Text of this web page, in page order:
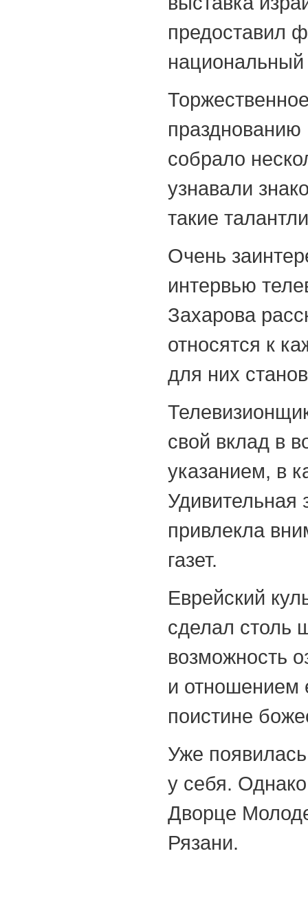
предоставил
празднованию
собрало
узнавали
такие
Очень
интервью
Захарова
относятся к
для них
свой вклад в
указанием, в
Удивительная
привлекла
газет.
Еврейский
сделал столь
возможность
и отношением
поистине
Уже
у себя.
Дворце
Рязани.